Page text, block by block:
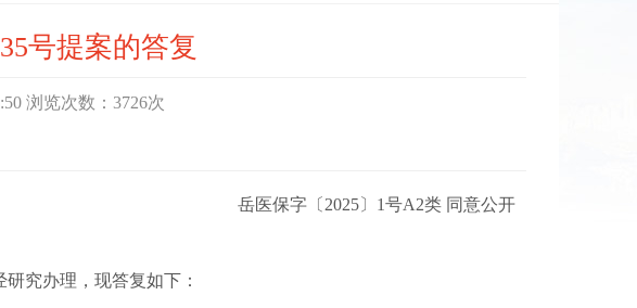
号提案的答复
浏览次数： 3726次
岳医保字〔2025〕1号A2类 同意公开
究办理，现答复如下：